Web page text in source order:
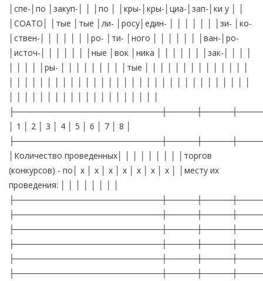
│спе-│по │закуп-│ │ │по │ │кры-│кры-│циа-│зап-│ки у │ │
│СОАТО│ │тые │тые │ли- │росу│един- │ │ │ │ │ │ │зи- │ко-
│ствен-│ │ │ │ │ │ │ро- │ти- │ного │ │ │ │ │ │ │ван-│ро-
│источ-│ │ │ │ │ │ │ные │вок │ника │ │ │ │ │ │ │зак-│ │ │ │
│ │ │ │ │ры- │ │ │ │ │ │ │ │ │тые │ │ │ │ │ │ │ │ │ │ │ │ │ │
│ 1 │ 2 │ 3 │ 4 │ 5 │ 6 │ 7 │ 8 │
│Количество проведенных│ │ │ │ │ │ │ │ │торгов
(конкурсов) - по│ x │ x │ x │ x │ x │ x │ x │ │месту их
проведения: │ │ │ │ │ │ │ │